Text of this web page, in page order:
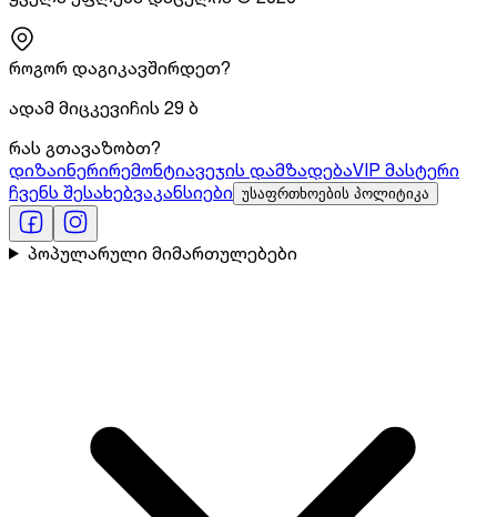
როგორ დაგიკავშირდეთ?
ადამ მიცკევიჩის 29 ბ
რას გთავაზობთ?
დიზაინერირემონტიავეჯის დამზადებაVIP მასტერი
ჩვენს შესახებვაკანსიები უსაფრთხოების პოლიტიკა
პოპულარული მიმართულებები